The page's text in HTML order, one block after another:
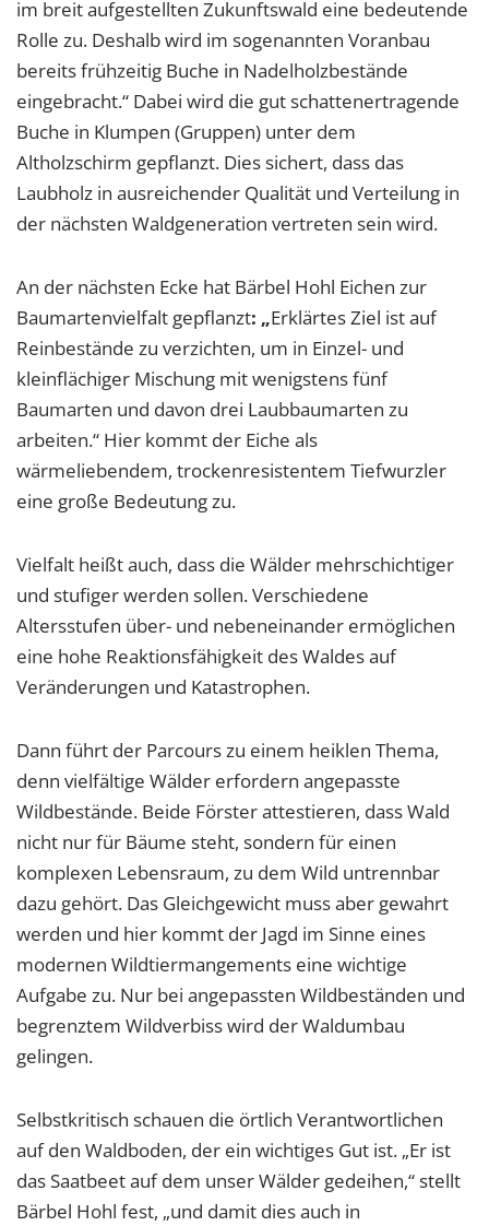
im breit aufgestellten Zukunftswald eine bedeutende
Rolle zu. Deshalb wird im sogenannten Voranbau
bereits frühzeitig Buche in Nadelholzbestände
eingebracht.“ Dabei wird die gut schattenertragende
Buche in Klumpen (Gruppen) unter dem
Altholzschirm gepflanzt. Dies sichert, dass das
Laubholz in ausreichender Qualität und Verteilung in
der nächsten Waldgeneration vertreten sein wird.
An der nächsten Ecke hat Bärbel Hohl Eichen zur
Baumartenvielfalt gepflanzt: „Erklärtes Ziel ist auf
Reinbestände zu verzichten, um in Einzel- und
kleinflächiger Mischung mit wenigstens fünf
Baumarten und davon drei Laubbaumarten zu
arbeiten.“ Hier kommt der Eiche als
wärmeliebendem, trockenresistentem Tiefwurzler
eine große Bedeutung zu.
Vielfalt heißt auch, dass die Wälder mehrschichtiger
und stufiger werden sollen. Verschiedene
Altersstufen über- und nebeneinander ermöglichen
eine hohe Reaktionsfähigkeit des Waldes auf
Veränderungen und Katastrophen.
Dann führt der Parcours zu einem heiklen Thema,
denn vielfältige Wälder erfordern angepasste
Wildbestände. Beide Förster attestieren, dass Wald
nicht nur für Bäume steht, sondern für einen
komplexen Lebensraum, zu dem Wild untrennbar
dazu gehört. Das Gleichgewicht muss aber gewahrt
werden und hier kommt der Jagd im Sinne eines
modernen Wildtiermangements eine wichtige
Aufgabe zu. Nur bei angepassten Wildbeständen und
begrenztem Wildverbiss wird der Waldumbau
gelingen.
Selbstkritisch schauen die örtlich Verantwortlichen
auf den Waldboden, der ein wichtiges Gut ist. „Er ist
das Saatbeet auf dem unser Wälder gedeihen,“ stellt
Bärbel Hohl fest, „und damit dies auch in